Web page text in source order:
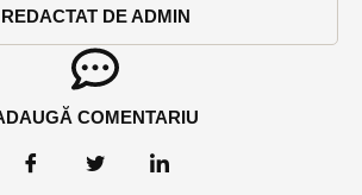
REDACTAT DE ADMIN
COMENTARIU